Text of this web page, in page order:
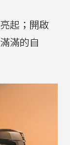
起；開啟
滿的自